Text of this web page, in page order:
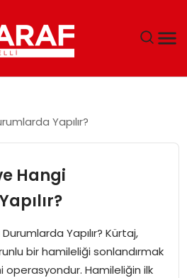
Yapılır?
Hangi
Yapılır? Kürtaj,
bir hamileliği sonlandırmak
operasyondur. Hamileliğin ilk